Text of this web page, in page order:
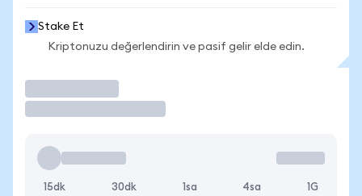
Stake Et
Kriptonuzu değerlendirin ve pasif gelir elde edin.
15dk 30dk 1sa 4sa 1G